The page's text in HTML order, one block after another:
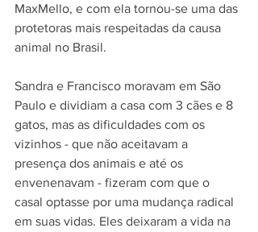
MaxMello, e com ela tornou-se uma das
protetoras mais respeitadas da causa
animal no Brasil.
Sandra e Francisco moravam em São
Paulo e dividiam a casa com 3 cães e 8
gatos, mas as dificuldades com os
vizinhos - que não aceitavam a
presença dos animais e até os
envenenavam - fizeram com que o
casal optasse por uma mudança radical
em suas vidas. Eles deixaram a vida na